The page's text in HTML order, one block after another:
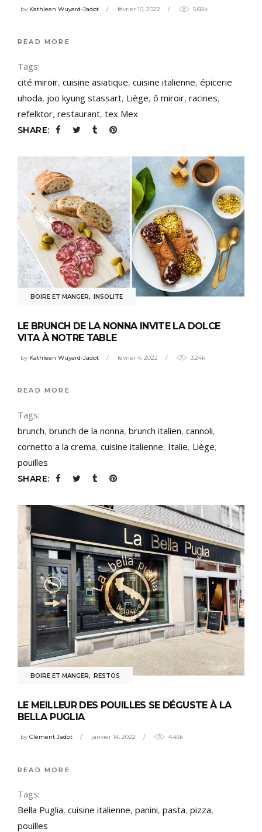
by Kathleen Wuyard-Jadot février 10, 2022 5.68k
READ MORE
Tags:
cité miroir, cuisine asiatique, cuisine italienne, épicerie
uhoda, joo kyung stassart, Liège, ô miroir, racines,
refelktor, restaurant, tex Mex
SHARE:
BOIRE ET MANGER, INSOLITE
LE BRUNCH DE LA NONNA INVITE LA DOLCE
VITA À NOTRE TABLE
by Kathleen Wuyard-Jadot février 4, 2022 3.24k
READ MORE
Tags:
brunch, brunch de la nonna, brunch italien, cannoli,
cornetto a la crema, cuisine italienne, Italie, Liège,
pouilles
SHARE:
BOIRE ET MANGER, RESTOS
LE MEILLEUR DES POUILLES SE DÉGUSTE À LA
BELLA PUGLIA
byClément Jadot janvier 14, 2022 4.45k
READ MORE
Tags:
Bella Puglia, cuisine italienne, panini, pasta, pizza,
pouilles